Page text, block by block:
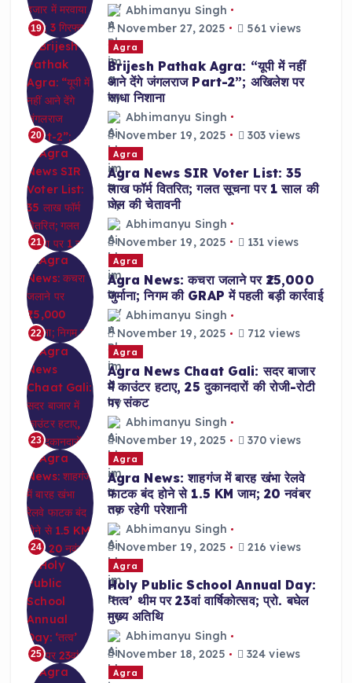
19
Abhimanyu Singh
November 27, 2025
561 views
20
Agra
Brijesh Pathak Agra: “यूपी में नहीं
आने देंगे जंगलराज Part-2”; अखिलेश पर
साधा निशाना
Abhimanyu Singh
November 19, 2025
303 views
21
Agra
Agra News SIR Voter List: 35
लाख फॉर्म वितरित; गलत सूचना पर 1 साल की
जेल की चेतावनी
Abhimanyu Singh
November 19, 2025
131 views
22
Agra
Agra News: कचरा जलाने पर ₹25,000
जुर्माना; निगम की GRAP में पहली बड़ी कार्रवाई
Abhimanyu Singh
November 19, 2025
712 views
23
Agra
Agra News Chaat Gali: सदर बाजार
में काउंटर हटाए, 25 दुकानदारों की रोजी-रोटी
पर संकट
Abhimanyu Singh
November 19, 2025
370 views
24
Agra
Agra News: शाहगंज में बारह खंभा रेलवे
फाटक बंद होने से 1.5 KM जाम; 20 नवंबर
तक रहेगी परेशानी
Abhimanyu Singh
November 19, 2025
216 views
25
Agra
Holy Public School Annual Day:
‘तत्व’ थीम पर 23वां वार्षिकोत्सव; प्रो. बघेल
मुख्य अतिथि
Abhimanyu Singh
November 18, 2025
324 views
Agra